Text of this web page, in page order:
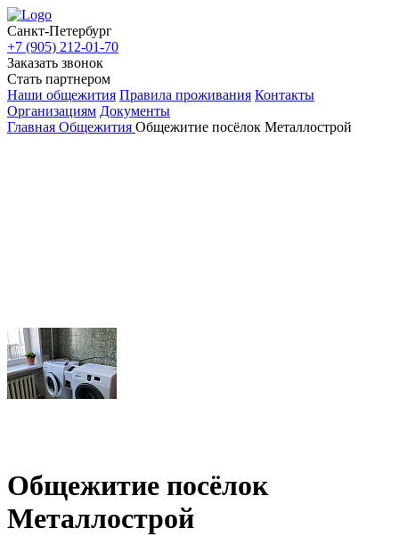
Санкт-Петербург
+7 (905) 212-01-70
Заказать звонок
Стать партнером
Наши общежития Правила проживания Контакты
Организациям Документы
Главная Общежития Общежитие посёлок Металлострой
Общежитие посёлок
Металлострой